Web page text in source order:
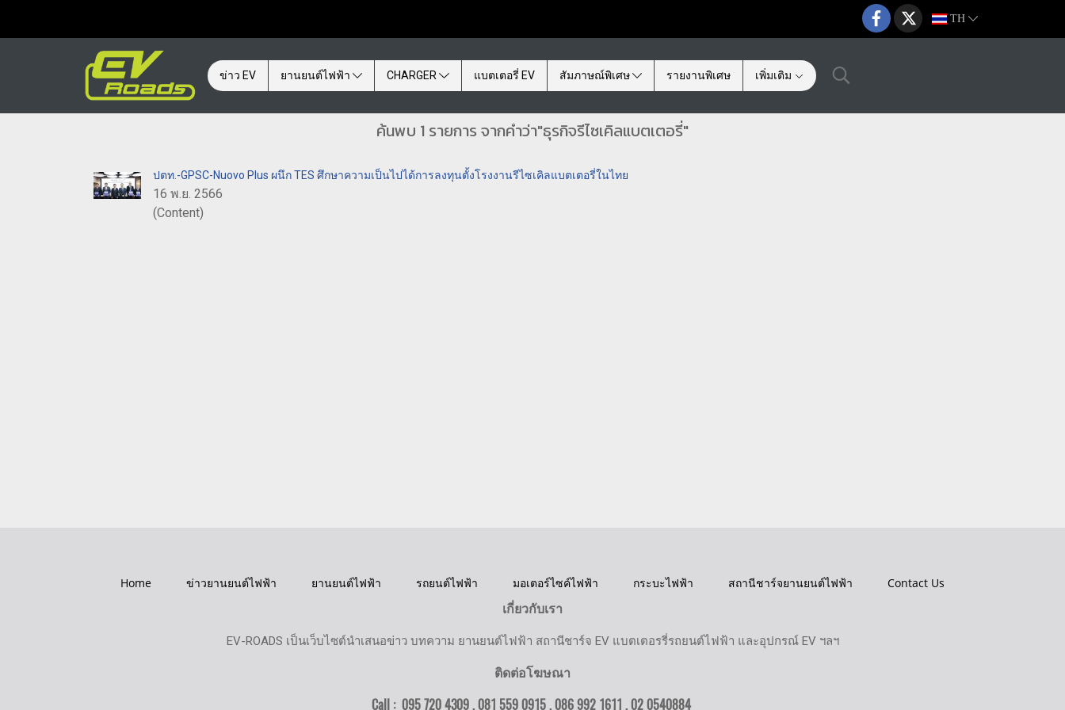
TH
ข่าว EV ยานยนต์ไฟฟ้า CHARGER แบตเตอรี่ EV สัมภาษณ์พิเศษ รายงานพิเศษ เพิ่มเติม
ค้นพบ 1 รายการ จากคำว่า"ธุรกิจรีไซเคิลแบตเตอรี่"
ปตท.-GPSC-Nuovo Plus ผนึก TES ศึกษาความเป็นไปได้การลงทุนตั้งโรงงานรีไซเคิลแบตเตอรี่ในไทย
16 พ.ย. 2566
(Content)
Home ข่าวยานยนต์ไฟฟ้า ยานยนต์ไฟฟ้า รถยนต์ไฟฟ้า มอเตอร์ไซค์ไฟฟ้า กระบะไฟฟ้า สถานีชาร์จยานยนต์ไฟฟ้า
Contact Us
เกี่ยวกับเรา
EV-ROADS เป็นเว็บไซต์นำเสนอข่าว บทความ ยานยนต์ไฟฟ้า สถานีชาร์จ EV แบตเตอรรี่รถยนต์ไฟฟ้า และอุปกรณ์ EV ฯลฯ
ติดต่อโฆษณา
Call : 095 720 4309 , 081 559 0915 , 086 992 1611 ,02 0540884